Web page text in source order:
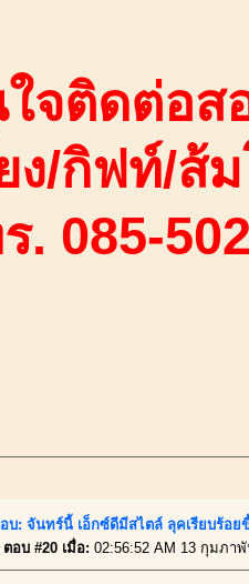
จติดต่อส
ง/กิฟท์/ส้
. 085-
บ: จันทร์นี้ เอ็กซ์ดีมีสไตล์ ลุคเรียบร้อ
ตอบ #20 เมื่อ: 02:56:52 AM 13 กุมภา